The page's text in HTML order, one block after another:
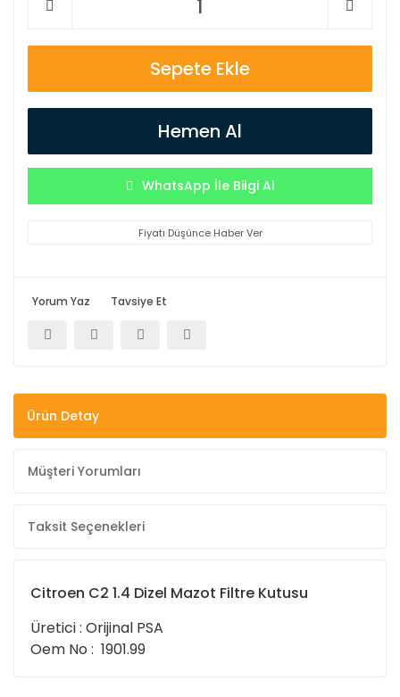
Sepete Ekle
Hemen Al
WhatsApp İle Bilgi Al
Fiyatı Düşünce Haber Ver
Yorum Yaz Tavsiye Et
Ürün Detay
Müşteri Yorumları
Taksit Seçenekleri
Citroen C2 1.4 Dizel Mazot Filtre Kutusu
Üretici : Orijinal PSA
Oem No : 1901.99